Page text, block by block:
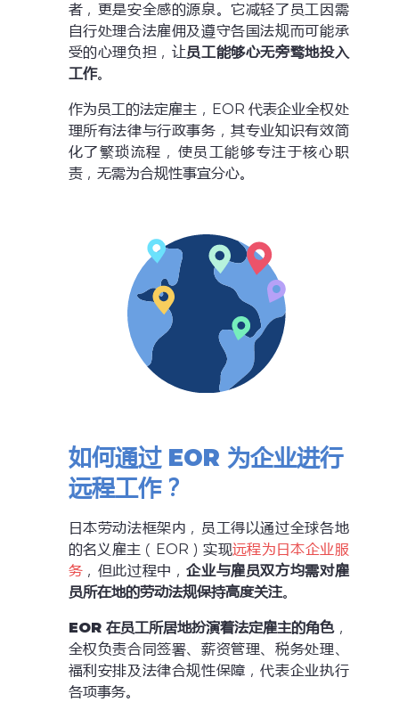
者，更是安全感的源泉。它减轻了员工因需
自行处理合法雇佣及遵守各国法规而可能承
受的心理负担，让员工能够心无旁骛地投入
工作。
作为员工的法定雇主，EOR 代表企业全权处
理所有法律与行政事务，其专业知识有效简
化了繁琐流程，使员工能够专注于核心职
责，无需为合规性事宜分心。
如何通过 EOR 为企业进行
远程工作？
日本劳动法框架内，员工得以通过全球各地
的名义雇主（EOR）实现远程为日本企业服
务 ，但此过程中，企业与雇员双方均需对雇
员所在地的劳动法规保持高度关注。
EOR 在员工所居地扮演着法定雇主的角色，
全权负责合同签署、薪资管理、税务处理、
福利安排及法律合规性保障，代表企业执行
各项事务。